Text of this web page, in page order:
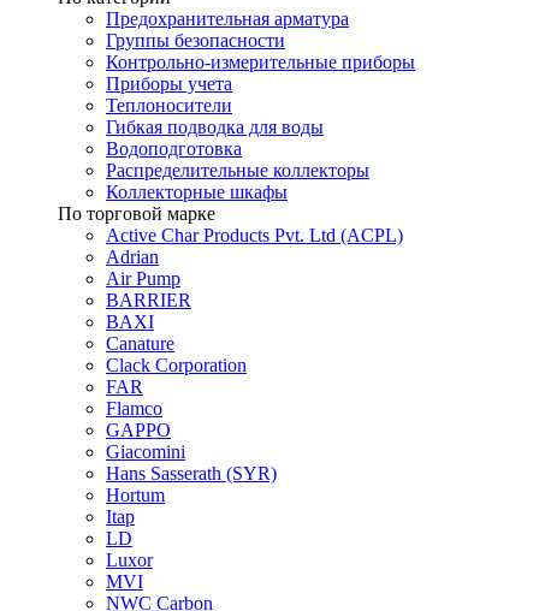
Предохранительная арматура
Группы безопасности
Контрольно-измерительные приборы
Приборы учета
Теплоносители
Гибкая подводка для воды
Водоподготовка
Распределительные коллекторы
Коллекторные шкафы
По торговой марке
Active Char Products Pvt. Ltd (ACPL)
Adrian
Air Pump
BARRIER
BAXI
Canature
Clack Corporation
FAR
Flamco
GAPPO
Giacomini
Hans Sasserath (SYR)
Hortum
Itap
LD
Luxor
MVI
NWC Carbon